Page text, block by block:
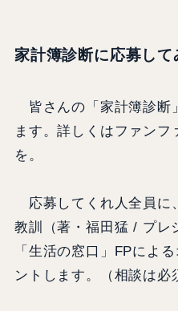
家計簿診断に応募して
皆さんの「家計簿診断
ます。詳しくはファン
を。
応募してくれ人全員
教訓（著・福田猛 / プレ
「生活の窓口」FPによ
ントします。（相談は必